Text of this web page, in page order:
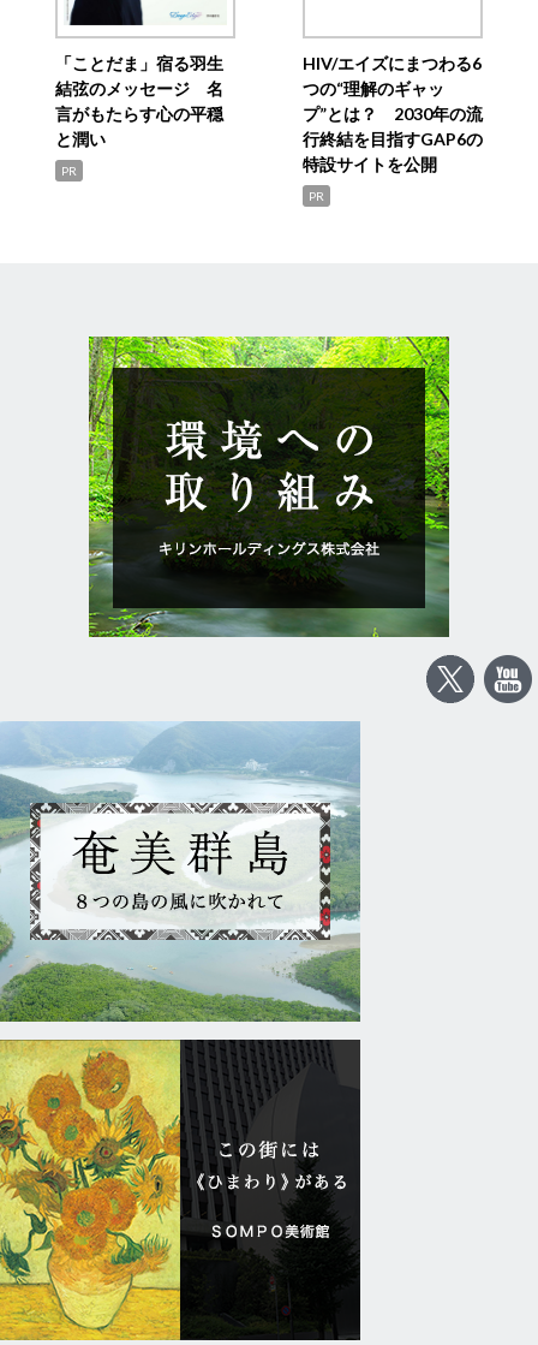
「ことだま」宿る羽生
結弦のメッセージ 名
言がもたらす心の平穏
と潤い
PR
HIV/エイズにまつわる6
つの“理解のギャッ
プ”とは？ 2030年の流
行終結を目指すGAP6の
特設サイトを公開
PR